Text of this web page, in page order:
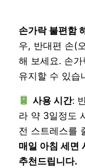
손가락 불편함
우, 반대편 손(
해 보세요. 손
유지할 수 있습
사용 시간:
라 약 3일정도
전 스트레스를
매일 아침 세면
추천드립니다.